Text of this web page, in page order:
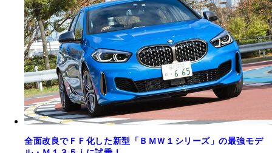
全面改良でＦＦ化した新型「ＢＭＷ１シリーズ」の最強モデ